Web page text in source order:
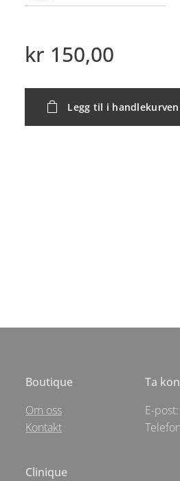
kr 150,00
Legg til i handlekurven
Boutique
Om oss
Kontakt
Clinique
Ta
E-